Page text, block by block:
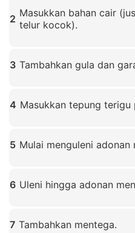
2 Masukkan bahan cair
telur kocok).
3 Tambahkan gula dan
4 Masukkan tepung
5 Mulai menguleni
6 Uleni hingga adonan
7 Tambahkan mentega.